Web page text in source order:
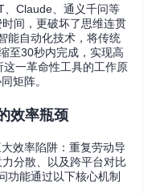
、Claude、通义千问等
间，更破坏了思维连贯
能自动化技术，将传统
至30秒内完成，实现高
一革命性工具的工作原
矩阵。
效率瓶颈
效率陷阱：重复劳动导
分散、以及跨平台对比
功能通过以下核心机制